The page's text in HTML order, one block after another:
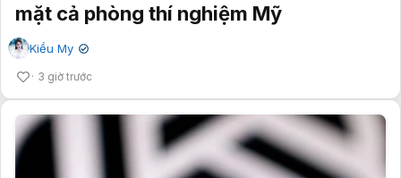
mặt cả phòng thí nghiệm Mỹ
Kiều My ✔
3 giờ trước